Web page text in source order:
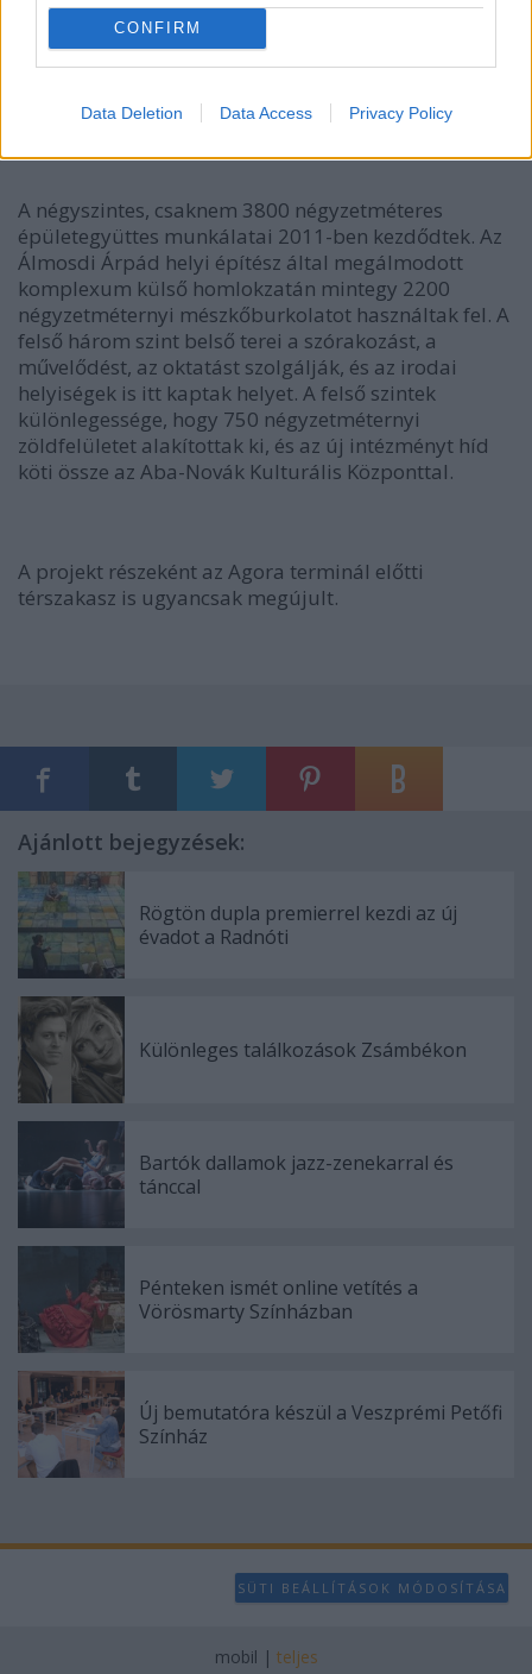
CONFIRM
Data Deletion Data Access Privacy Policy
A négyszintes, csaknem 3800 négyzetméteres
épületegyüttes munkálatai 2011-ben kezdődtek. Az
Álmosdi Árpád helyi építész által megálmodott
komplexum külső homlokzatán mintegy 2200
négyzetméternyi mészkőburkolatot használtak fel. A
felső három szint belső terei a szórakozást, a
művelődést, az oktatást szolgálják, és az irodai
helyiségek is itt kaptak helyet. A felső szintek
különlegessége, hogy 750 négyzetméternyi
zöldfelületet alakítottak ki, és az új intézményt híd
köti össze az Aba-Novák Kulturális Központtal.
A projekt részeként az Agora terminál előtti
térszakasz is ugyancsak megújult.
Ajánlott bejegyzések:
Rögtön dupla premierrel kezdi az új
évadot a Radnóti
Különleges találkozások Zsámbékon
Bartók dallamok jazz-zenekarral és
tánccal
Pénteken ismét online vetítés a
Vörösmarty Színházban
Új bemutatóra készül a Veszprémi Petőfi
Színház
SÜTI BEÁLLÍTÁSOK MÓDOSÍTÁSA
mobil | teljes